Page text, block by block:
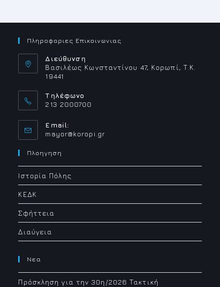
Πληροφοριες Επικοινωνιας
Διεύθυνση
Βασιλέως Κωνσταντίνου 47, Κορωπί, Τ.Κ.
19441
Τηλέφωνο
213 2000700
Email:
mayor@koropi.grOpens
Πλοηγηση
Ιστορία Πόλης
ΚΕΔΚ
Σφήττεια
Διαύγεια
Νεα
Πρόσκληση για την 30η/2026 Τακτική